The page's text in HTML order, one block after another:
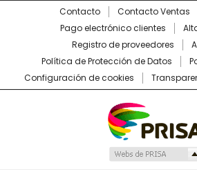
Contacto Contacto Ventas
Pago electrónico clientes
Registro de proveedores
Política de Protección de Datos
Configuración de cookies